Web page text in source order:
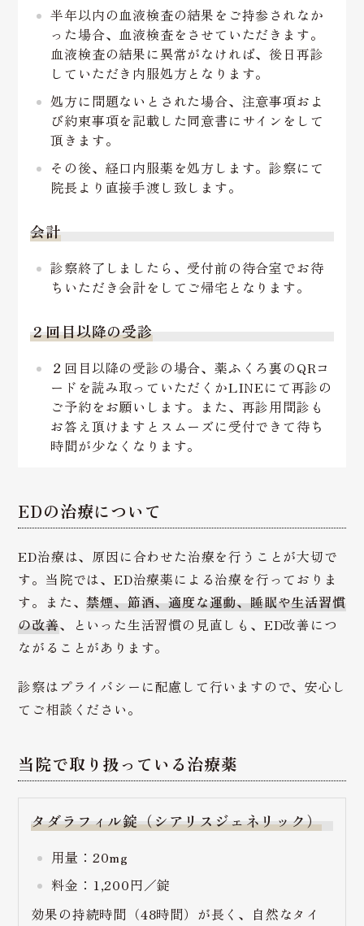
半年以内の血液検査の結果をご持参されなか
った場合、血液検査をさせていただきます。
血液検査の結果に異常がなければ、後日再診
していただき内服処方となります。
処方に問題ないとされた場合、注意事項およ
び約束事項を記載した同意書にサインをして
頂きます。
その後、経口内服薬を処方します。診察にて
院長より直接手渡し致します。
会計
診察終了しましたら、受付前の待合室でお待
ちいただき会計をしてご帰宅となります。
２回目以降の受診
２回目以降の受診の場合、薬ふくろ裏のQRコ
ードを読み取っていただくかLINEにて再診の
ご予約をお願いします。また、再診用問診も
お答え頂けますとスムーズに受付できて待ち
時間が少なくなります。
EDの治療について
ED治療は、原因に合わせた治療を行うことが大切で
す。当院では、ED治療薬による治療を行っておりま
す。また、禁煙、節酒、適度な運動、睡眠や生活習慣
の改善、といった生活習慣の見直しも、ED改善につ
ながることがあります。
診察はプライバシーに配慮して行いますので、安心し
てご相談ください。
当院で取り扱っている治療薬
タダラフィル錠（シアリスジェネリック）
用量：20mg
料金：1,200円／錠
効果の持続時間（48時間）が長く、自然なタイ